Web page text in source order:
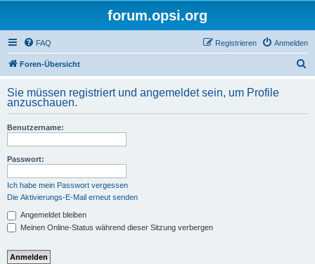
forum.opsi.org
FAQ Anmelden
Registrieren
Foren-Übersicht
h
Sie müssen registriert und angemeldet sein, um Profile
anzuschauen.
Benutzername:
Passwort:
Ich habe mein Passwort vergessen
Die Aktivierungs-E-Mail erneut senden
Angemeldet bleiben
Meinen Online-Status während dieser Sitzung verbergen